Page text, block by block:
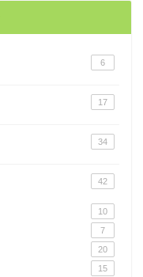
6
17
34
42
10
7
20
15